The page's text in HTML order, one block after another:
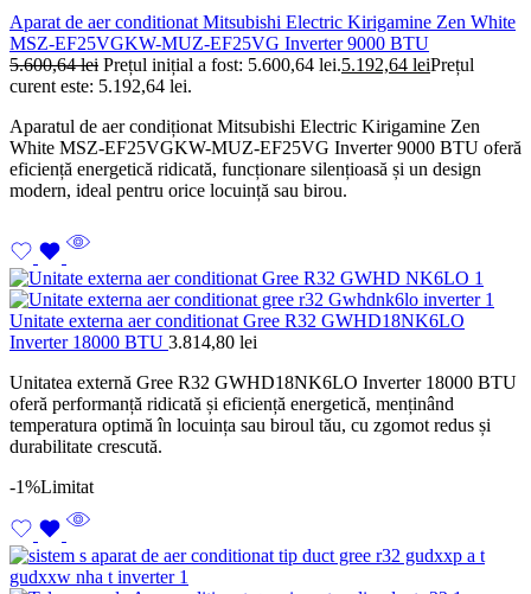
Aparat de aer conditionat Mitsubishi Electric Kirigamine Zen White
MSZ-EF25VGKW-MUZ-EF25VG Inverter 9000 BTU
5.600,64lei Prețul inițial a fost: 5.600,64 lei.5.192,64 leiPrețul
curent este: 5.192,64 lei.
Aparatul de aer condiționat Mitsubishi Electric Kirigamine Zen
White MSZ-EF25VGKW-MUZ-EF25VG Inverter 9000 BTU oferă
eficiență energetică ridicată, funcționare silențioasă și un design
modern, ideal pentru orice locuință sau birou.
Unitate externa aer conditionat Gree R32 GWHD18NK6LO
Inverter 18000 BTU 3.814,80 lei
Unitatea externă Gree R32 GWHD18NK6LO Inverter 18000 BTU
oferă performanță ridicată și eficiență energetică, menținând
temperatura optimă în locuința sau biroul tău, cu zgomot redus și
durabilitate crescută.
-1%Limitat